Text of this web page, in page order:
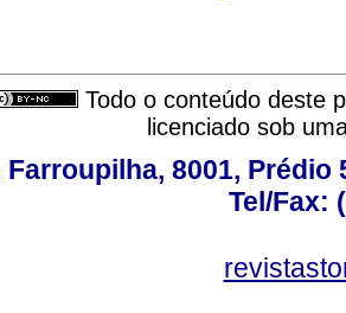
Todo o conteúdo deste
licenciado sob
Farroupilha, 8001, Prédio
Tel/Fax: